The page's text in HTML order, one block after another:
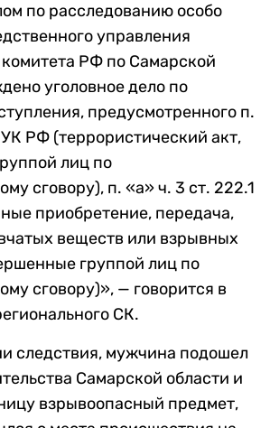
по расследованию особо
управления
РФ по Самарской
уголовное дело по
предусмотренного п.
РФ (террористический акт,
лиц по
сговору), п. «а» ч. 3 ст. 222.1
приобретение, передача,
веществ или взрывных
группой лиц по
сговору)», — говорится в
СК.
следствия, мужчина подошел
Самарской области и
взрывоопасный предмет,